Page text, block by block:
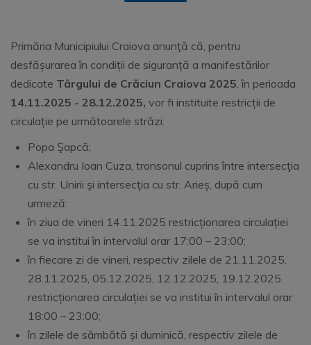
Primăria Municipiului Craiova anunţă că, pentru
desfășurarea în condiții de siguranță a manifestărilor
dedicate Târgului de Crăciun Craiova 2025, în perioada
14.11.2025 - 28.12.2025, vor fi instituite restricții de
circulație pe următoarele străzi:
Popa Şapcă;
Alexandru Ioan Cuza, tronsonul cuprins între intersecţia
cu str. Unirii şi intersecţia cu str. Arieș, după cum
urmeză:
în ziua de vineri 14.11.2025 restricționarea circulației
se va institui în intervalul orar 17:00 – 23:00;
în fiecare zi de vineri, respectiv zilele de 21.11.2025,
28.11.2025, 05.12.2025, 12.12.2025, 19.12.2025
restricționarea circulației se va institui în intervalul orar
18:00 – 23:00;
în zilele de sâmbătă și duminică, respectiv zilele de